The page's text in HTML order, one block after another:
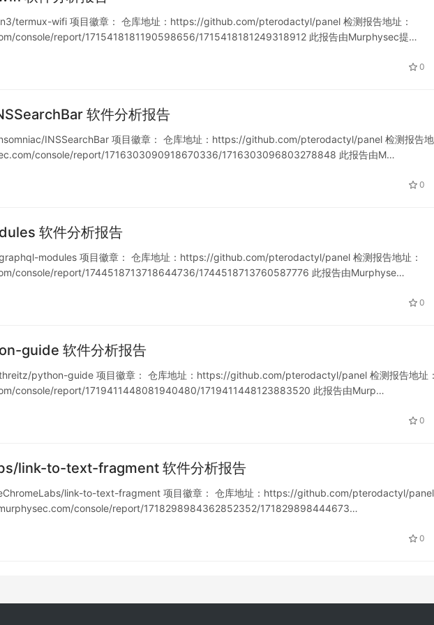
termux-wifi 项目徽章： 仓库地址：https://github.com/pterodactyl/panel 检测报告地址：
console/report/1715418181190598656/1715418181249318912 此报告由Murphysec提…
0
软件分析报告
INSSearchBar 项目徽章： 仓库地址：https://github.com/pterodactyl/panel 检测报告地
console/report/1716303090918670336/1716303096803278848 此报告由M…
0
软件分析报告
modules 项目徽章： 仓库地址：https://github.com/pterodactyl/panel 检测报告地址：
console/report/1744518713718644736/1744518713760587776 此报告由Murphyse…
0
guide 软件分析报告
python-guide 项目徽章： 仓库地址：https://github.com/pterodactyl/panel 检测报告地址：
console/report/1719411448081940480/1719411448123883520 此报告由Murp…
0
link-to-text-fragment 软件分析报告
link-to-text-fragment 项目徽章： 仓库地址：https://github.com/pterodactyl/
console/report/1718298984362852352/171829898444673…
0